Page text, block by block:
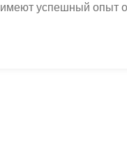
имеют успешный опыт